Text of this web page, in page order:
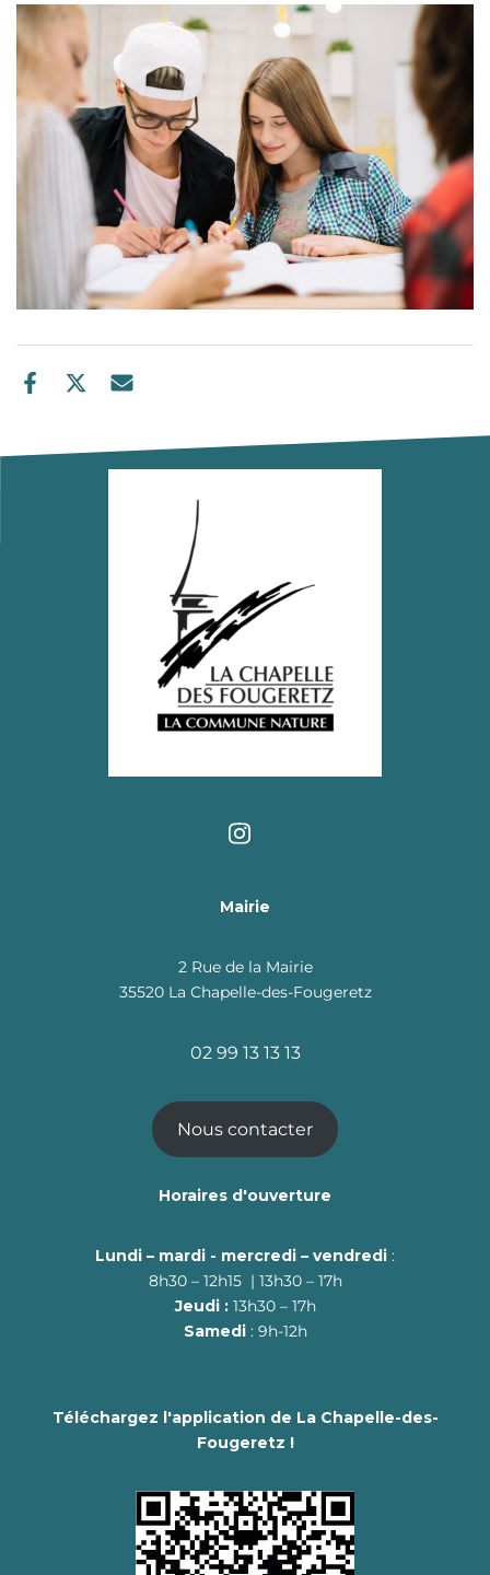
Mairie
2 Rue de la Mairie
35520 La Chapelle-des-Fougeretz
02 99 13 13 13
Nous contacter
Horaires d'ouverture
Lundi – mardi - mercredi – vendredi :
8h30 – 12h15 | 13h30 – 17h
Jeudi :13h30 – 17h
Samedi : 9h-12h
Téléchargez l'application de La Chapelle-des-
Fougeretz !